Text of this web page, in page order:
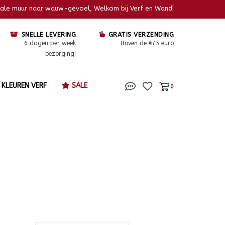
muur naar wauw-gevoel, Welkom bij Verf en Wand!
SNELLE LEVERING
6 dagen per week
bezorging!
GRATIS VERZENDING
Boven de €75 euro
KLEUREN VERF SALE 0